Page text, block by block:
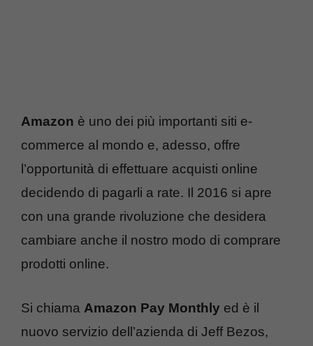
Amazon è uno dei più importanti siti e-
commerce al mondo e, adesso, offre
l’opportunità di effettuare acquisti online
decidendo di pagarli a rate. Il 2016 si apre
con una grande rivoluzione che desidera
cambiare anche il nostro modo di comprare
prodotti online.
Si chiama Amazon Pay Monthly ed è il
nuovo servizio dell’azienda di Jeff Bezos,